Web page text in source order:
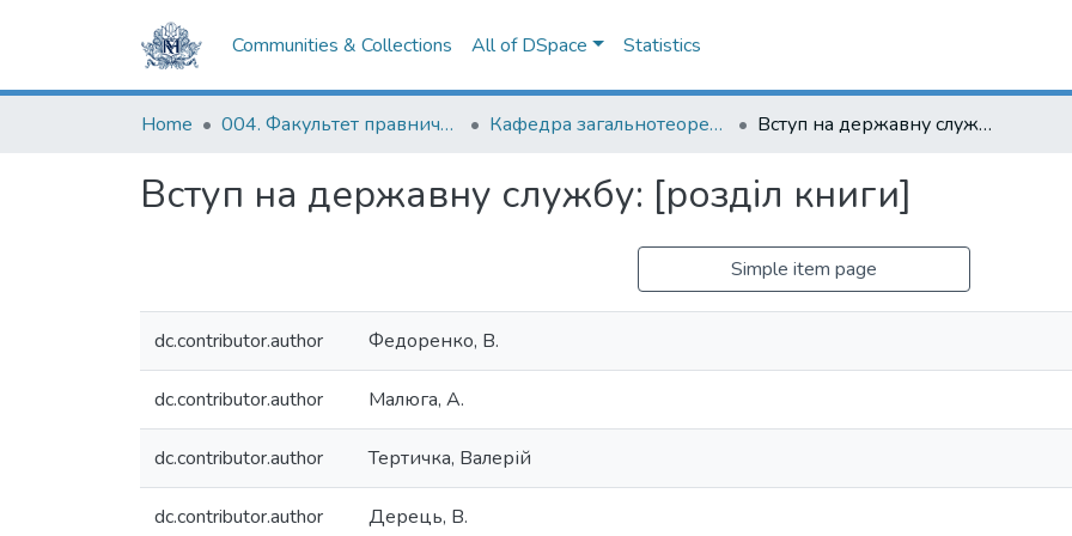
Communities & Collections All of DSpace Statistics
Home 004. Факультет правничих наук Кафедра загальнотеоретичного правознавства та публічного права Вступ на державну службу: [розділ книги]
Вступ на державну службу: [розділ книги]
Simple item page
dc.contributor.author Федоренко, В.
dc.contributor.author Малюга, А.
dc.contributor.author Тертичка, Валерій
dc.contributor.author Дерець, В.